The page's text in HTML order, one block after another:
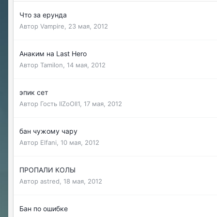
Что за ерунда
Автор Vampire 23 мая, 2012
Анаким на Last Hero
Автор Tamilon 14 мая, 2012
эпик сет
Автор Гость llZoOll1, 17 мая, 2012
бан чужому чару
Автор Elfani 10 мая, 2012
ПРОПАЛИ КОЛЫ
Автор astred 18 мая, 2012
Бан по ошибке